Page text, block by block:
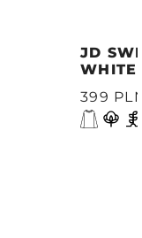
JD
WHITE
399